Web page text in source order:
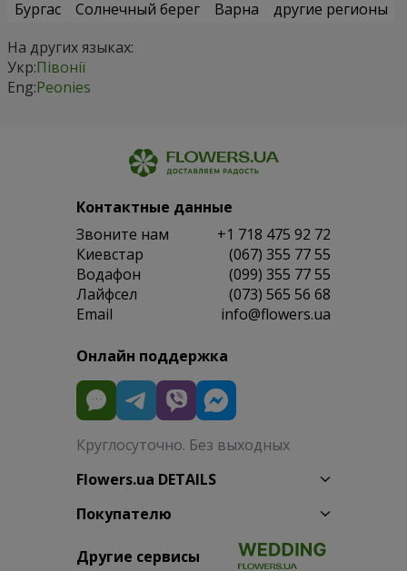
Бургас
Солнечный берег Варна
другие регионы
На других языках:
Укр:Півонії
Eng:Peonies
Контактные данные
Звоните нам
+1 718 475 92 72
Киевстар
(067) 355 77 55
Водафон
(099) 355 77 55
Лайфсел
(073) 565 56 68
Email
info@flowers.ua
Онлайн поддержка
Круглосуточно. Без выходных
Flowers.ua DETAILS
Покупателю
Другие сервисы